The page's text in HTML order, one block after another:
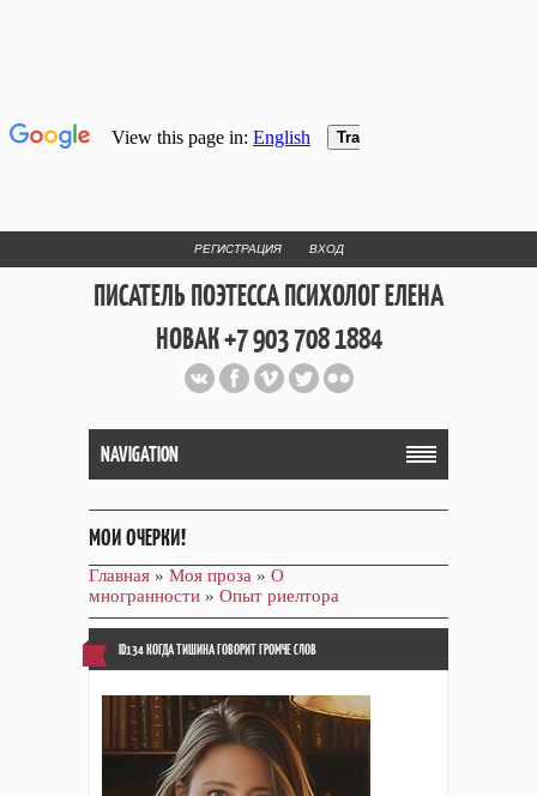
РЕГИСТРАЦИЯ ВХОД
ПИСАТЕЛЬ ПОЭТЕССА ПСИХОЛОГ ЕЛЕНА
НОВАК +7 903 708 1884
Официальный сайт репетитора
и Web Дизайнера Елены Новак
NAVIGATION
МОИ ОЧЕРКИ!
Главная » Моя проза » О
многранности » Опыт риелтора
ID134 КОГДА ТИШИНА ГОВОРИТ ГРОМЧЕ СЛОВ